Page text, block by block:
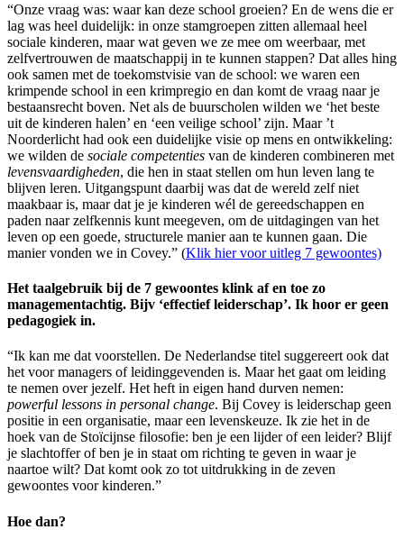
“Onze vraag was: waar kan deze school groeien? En de wens die er
lag was heel duidelijk: in onze stamgroepen zitten allemaal heel
sociale kinderen, maar wat geven we ze mee om weerbaar, met
zelfvertrouwen de maatschappij in te kunnen stappen? Dat alles hing
ook samen met de toekomstvisie van de school: we waren een
krimpende school in een krimpregio en dan komt de vraag naar je
bestaansrecht boven. Net als de buurscholen wilden we ‘het beste
uit de kinderen halen’ en ‘een veilige school’ zijn. Maar ’t
Noorderlicht had ook een duidelijke visie op mens en ontwikkeling:
we wilden de sociale competenties van de kinderen combineren met
levensvaardigheden, die hen in staat stellen om hun leven lang te
blijven leren. Uitgangspunt daarbij was dat de wereld zelf niet
maakbaar is, maar dat je je kinderen wél de gereedschappen en
paden naar zelfkennis kunt meegeven, om de uitdagingen van het
leven op een goede, structurele manier aan te kunnen gaan. Die
manier vonden we in Covey.” (Klik hier voor uitleg 7 gewoontes)
Het taalgebruik bij de 7 gewoontes klink af en toe zo
managementachtig. Bijv ‘effectief leiderschap’. Ik hoor er geen
pedagogiek in.
“Ik kan me dat voorstellen. De Nederlandse titel suggereert ook dat
het voor managers of leidinggevenden is. Maar het gaat om leiding
te nemen over jezelf. Het heft in eigen hand durven nemen:
powerful lessons in personal change. Bij Covey is leiderschap geen
positie in een organisatie, maar een levenskeuze. Ik zie het in de
hoek van de Stoïcijnse filosofie: ben je een lijder of een leider? Blijf
je slachtoffer of ben je in staat om richting te geven in waar je
naartoe wilt? Dat komt ook zo tot uitdrukking in de zeven
gewoontes voor kinderen.”
Hoe dan?